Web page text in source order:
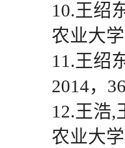
10.王绍
农业大
11.王绍
2014，
12.王浩,
农业大